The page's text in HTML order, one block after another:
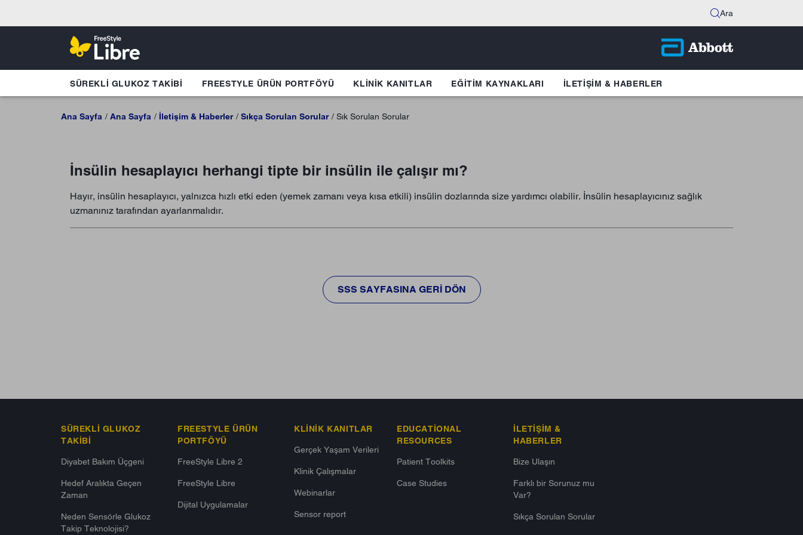
Ara
SÜREKLI GLUKOZ TAKIBI FREESTYLE ÜRÜN PORTFÖYÜ KLINIK KANITLAR EĞİTİM KAYNAKLARI İLETIŞIM & HABERLER
Ana Sayfa Ana Sayfa İletişim & Haberler Sıkça Sorulan Sorular Sık Sorulan Sorular
İnsülin hesaplayıcı herhangi tipte bir insülin ile çalışır mı?
Hayır, insülin hesaplayıcı, yalnızca hızlı etki eden (yemek zamanı veya kısa etkili) insülin dozlarında size yardımcı olabilir. İnsülin hesaplayıcınız sağlık
uzmanınız tarafından ayarlanmalıdır.
SSS SAYFASINA GERI DÖN
SÜREKLI GLUKOZ
TAKIBI
Diyabet Bakım Üçgeni​
Hedef Aralıkta Geçen
Zaman
Neden Sensörle Glukoz
Takip Teknolojisi?
FREESTYLE ÜRÜN
PORTFÖYÜ
FreeStyle Libre 2
FreeStyle Libre
Dijital Uygulamalar
KLINIK KANITLAR
Gerçek Yaşam Verileri
Klinik Çalışmalar
Webinarlar
Sensor report
EDUCATIONAL
RESOURCES
Patient Toolkits
Case Studies
İLETIŞIM &
HABERLER
Bize Ulaşın
Farklı bir Sorunuz mu
Var?​
Sıkça Sorulan Sorular